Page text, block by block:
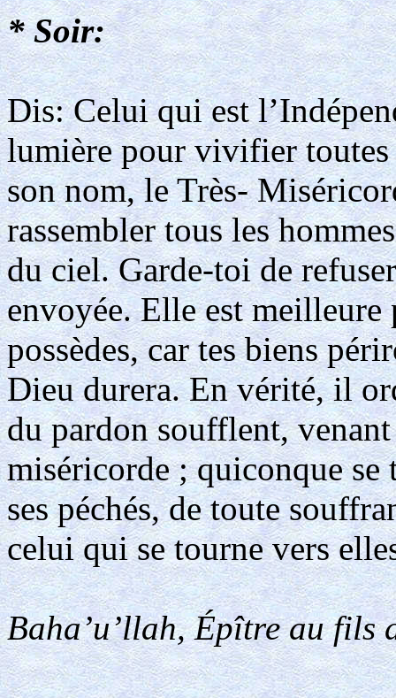
* Soir:
Dis: Celui qui est
lumière pour vivifier toutes
son nom, le Très-
rassembler tous les
du ciel. Garde-toi de
envoyée. Elle est
possèdes, car tes biens
Dieu durera. En vérité, il
du pardon soufflent,
miséricorde ; quiconque se
ses péchés, de toute
celui qui se tourne vers
Baha’u’llah, Épître au fils